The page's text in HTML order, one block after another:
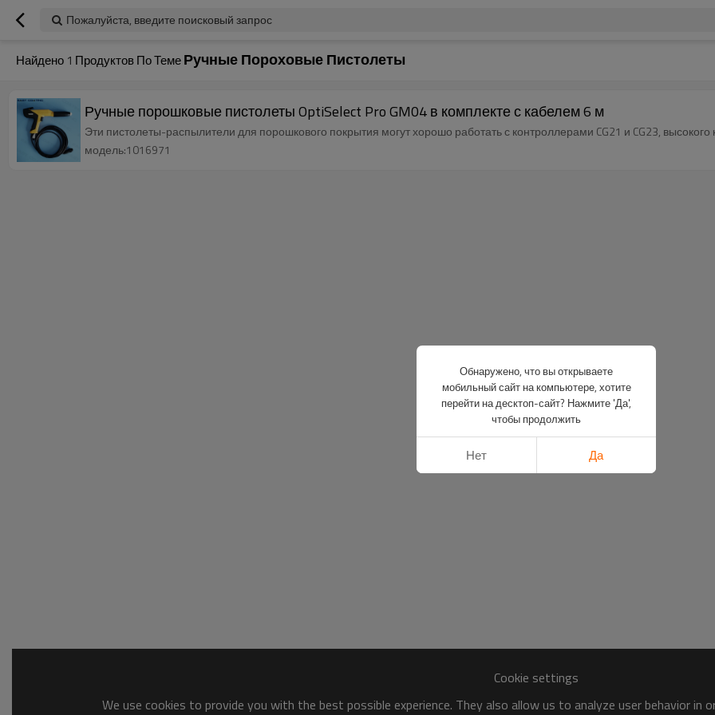
Пожалуйста, введите поисковый запрос
Найдено 1 Продуктов По ТемеРучные Пороховые Пистолеты
Ручные порошковые пистолеты OptiSelect Pro GM04 в комплекте с кабелем 6 м
Эти пистолеты-распылители для порошкового покрытия могут хорошо работать с контроллерами CG21 и CG23, высокого
модель:1016971
Cookie settings
We use cookies to provide you with the best possible experience. They also allow us to analyze user behavior
Обнаружено, что вы открываете
мобильный сайт на компьютере, хотите
перейти на десктоп-сайт? Нажмите 'Да',
чтобы продолжить
Нет Да